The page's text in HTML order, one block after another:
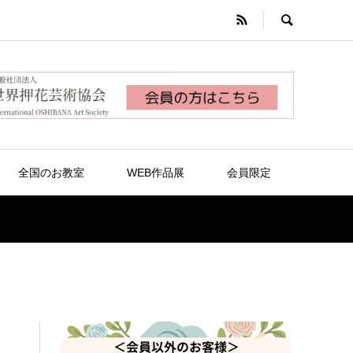
全国のお教室 WEB作品展 会員限定